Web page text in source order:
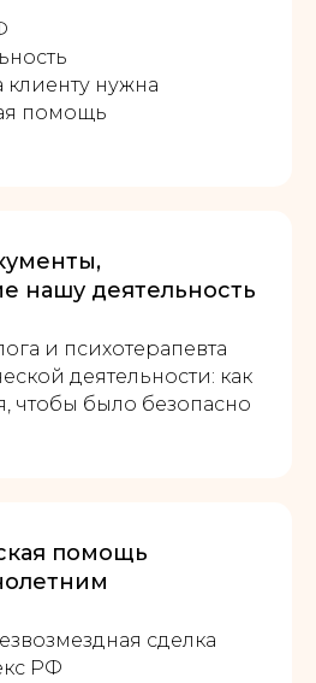
клиенту нужна
помощь
нашу деятельность
и психотерапевта
деятельности: как
чтобы было безопасно
помощь
сделка
РФ